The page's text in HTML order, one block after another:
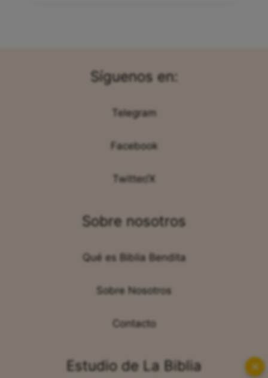
Síguenos en:
Telegram
Facebook
Twitter/X
Sobre nosotros
Qué es Biblia Bendita
Sobre Nosotros
Contacto
Estudio de La Biblia ✕